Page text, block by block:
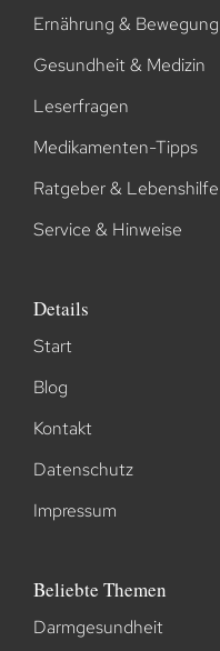
Ernährung & Bewegung
Gesundheit & Medizin
Leserfragen
Medikamenten-Tipps
Ratgeber & Lebenshilfe
Service & Hinweise
Details
Start
Blog
Kontakt
Datenschutz
Impressum
Beliebte Themen
Darmgesundheit